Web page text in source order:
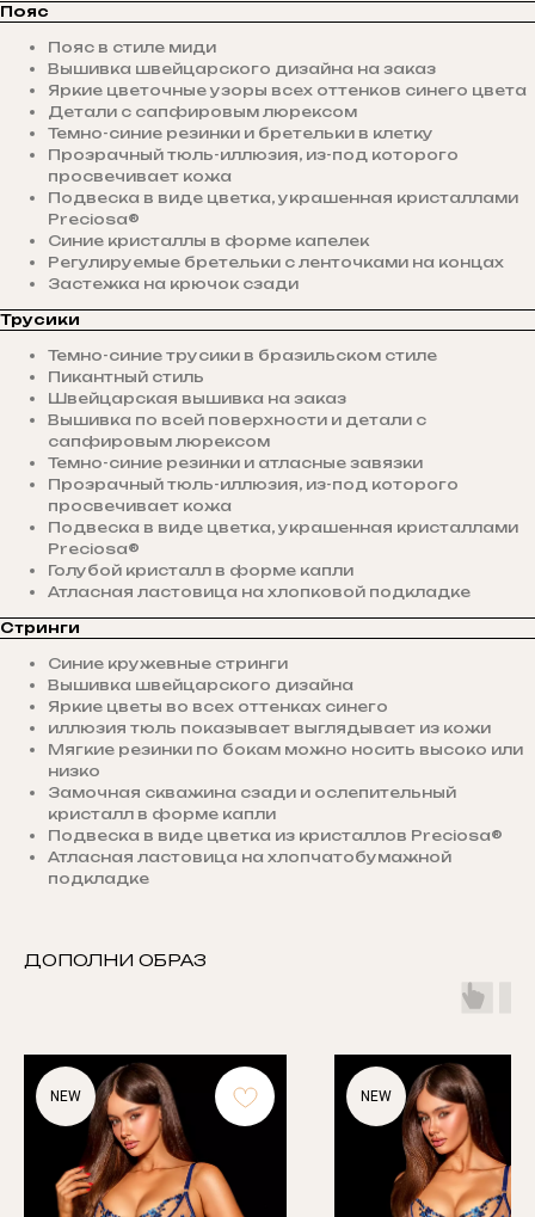
Пояс
Пояс в стиле миди
Вышивка швейцарского дизайна на заказ
Яркие цветочные узоры всех оттенков синего цвета
Детали с сапфировым люрексом
Темно-синие резинки и бретельки в клетку
Прозрачный тюль-иллюзия, из-под которого
просвечивает кожа
Подвеска в виде цветка, украшенная кристаллами
Preciosa®
Синие кристаллы в форме капелек
Регулируемые бретельки с ленточками на концах
Застежка на крючок сзади
Трусики
Темно-синие трусики в бразильском стиле
Пикантный стиль
Швейцарская вышивка на заказ
Вышивка по всей поверхности и детали с
сапфировым люрексом
Темно-синие резинки и атласные завязки
Прозрачный тюль-иллюзия, из-под которого
просвечивает кожа
Подвеска в виде цветка, украшенная кристаллами
Preciosa®
Голубой кристалл в форме капли
Атласная ластовица на хлопковой подкладке
Стринги
Синие кружевные стринги
Вышивка швейцарского дизайна
Яркие цветы во всех оттенках синего
иллюзия тюль показывает выглядывает из кожи
Мягкие резинки по бокам можно носить высоко или
низко
Замочная скважина сзади и ослепительный
кристалл в форме капли
Подвеска в виде цветка из кристаллов Preciosa®
Атласная ластовица на хлопчатобумажной
подкладке
ДОПОЛНИ ОБРАЗ
NEW NEW